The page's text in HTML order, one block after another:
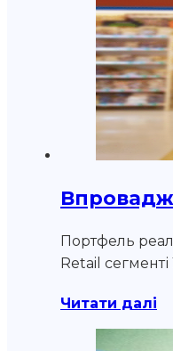
Портфель
Retail
Читати далі